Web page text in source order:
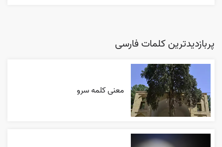
پربازدیدترین کلمات فارسی
معنی کلمه سرو